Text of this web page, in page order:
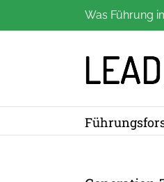
Inhalt
Was Führung